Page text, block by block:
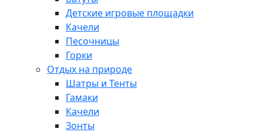
Детские игровые площадки
Качели
Песочницы
Горки
Отдых на природе
Шатры и Тенты
Гамаки
Качели
Зонты